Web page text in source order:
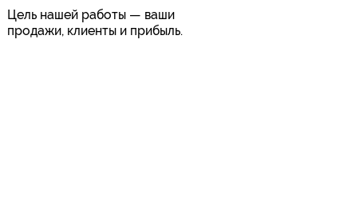
Цель нашей работы — ваши
продажи, клиенты и прибыль.